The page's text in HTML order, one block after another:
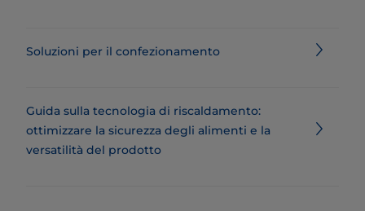
Soluzioni per il confezionamento
Guida sulla tecnologia di riscaldamento:
ottimizzare la sicurezza degli alimenti e la
versatilità del prodotto